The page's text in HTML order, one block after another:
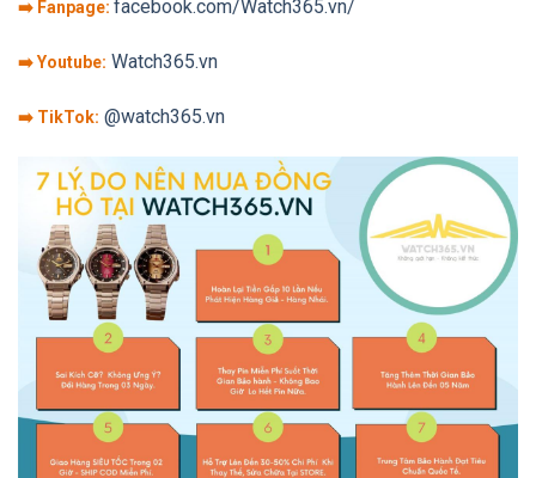
➡️ Fanpage: facebook.com/Watch365.vn/
➡️ Youtube: Watch365.vn
➡️ TikTok: @watch365.vn